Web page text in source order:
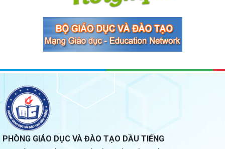
PHÒNG GIÁO DỤC VÀ ĐÀO TẠO DẦU TIẾNG